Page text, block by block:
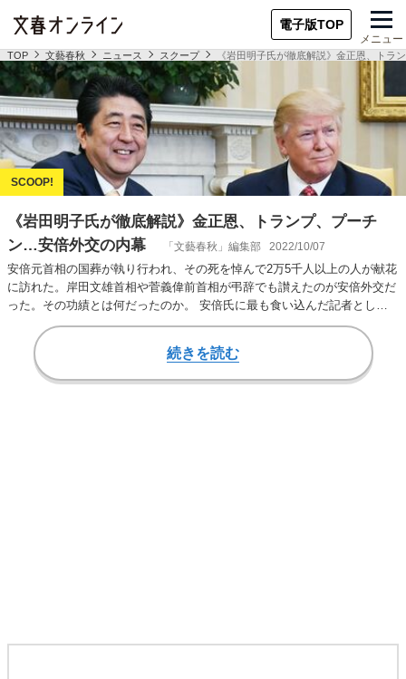
電子版TOP
メニュー
TOP 文藝春秋 ニュース スクープ 《岩田明子氏が徹底解説》金正恩、トラ
《岩田明子氏が徹底解説》金正恩、トランプ、プーチ
ン…安倍外交の内幕
「文藝春秋」編集部 2022/10/07
安倍元首相の国葬が執り行われ、その死を悼んで2万5千人以上の人が献花
に訪れた。岸田文雄首相や菅義偉前首相が弔辞でも讃えたのが安倍外交だ
った。その功績とは何だったのか。 安倍氏に最も食い込んだ記者として
知られ、20年…
続きを読む